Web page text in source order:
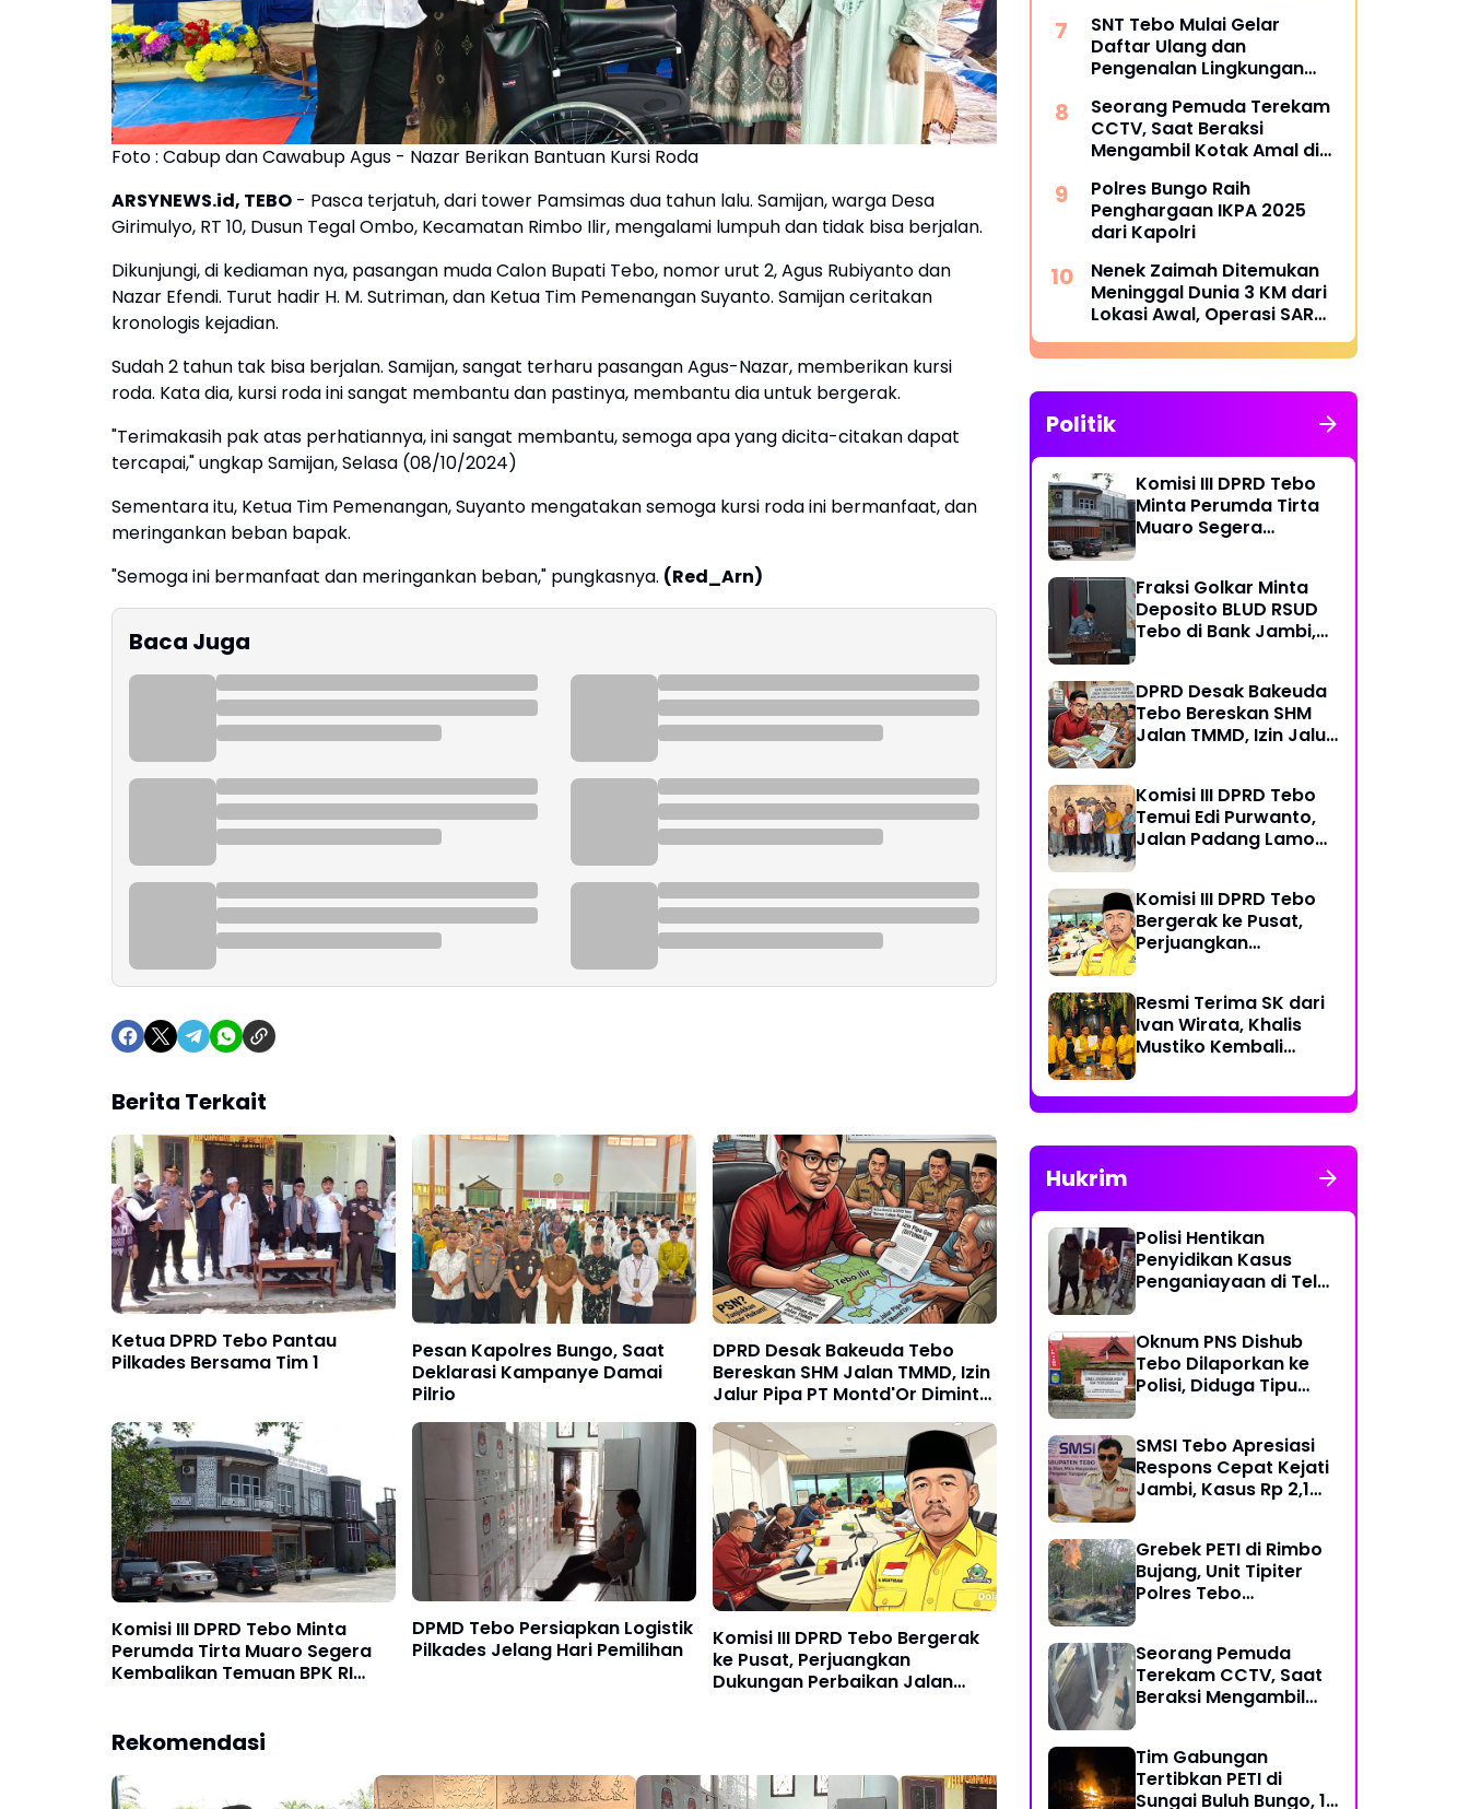
Foto : Cabup dan Cawabup Agus - Nazar Berikan Bantuan Kursi Roda
ARSYNEWS.id, TEBO - Pasca terjatuh, dari tower Pamsimas dua tahun lalu. Samijan, warga Desa
Girimulyo, RT 10, Dusun Tegal Ombo, Kecamatan Rimbo Ilir, mengalami lumpuh dan tidak bisa berjalan.
Dikunjungi, di kediaman nya, pasangan muda Calon Bupati Tebo, nomor urut 2, Agus Rubiyanto dan
Nazar Efendi. Turut hadir H. M. Sutriman, dan Ketua Tim Pemenangan Suyanto. Samijan ceritakan
kronologis kejadian.
Sudah 2 tahun tak bisa berjalan. Samijan, sangat terharu pasangan Agus-Nazar, memberikan kursi
roda. Kata dia, kursi roda ini sangat membantu dan pastinya, membantu dia untuk bergerak.
"Terimakasih pak atas perhatiannya, ini sangat membantu, semoga apa yang dicita-citakan dapat
tercapai," ungkap Samijan, Selasa (08/10/2024)
Sementara itu, Ketua Tim Pemenangan, Suyanto mengatakan semoga kursi roda ini bermanfaat, dan
meringankan beban bapak.
"Semoga ini bermanfaat dan meringankan beban," pungkasnya. (Red_Arn)
Baca Juga
Berita Terkait
Ketua DPRD Tebo Pantau
Pilkades Bersama Tim 1
Pesan Kapolres Bungo, Saat
Deklarasi Kampanye Damai
Pilrio
DPRD Desak Bakeuda Tebo
Bereskan SHM Jalan TMMD, Izin
Jalur Pipa PT Montd'Or Diminta
Ditunda
Komisi III DPRD Tebo Minta
Perumda Tirta Muaro Segera
Kembalikan Temuan BPK RI
DPMD Tebo Persiapkan Logistik
Pilkades Jelang Hari Pemilihan
Komisi III DPRD Tebo Bergerak
ke Pusat, Perjuangkan
Dukungan Perbaikan Jalan
Rekomendasi
Jawab
SNT Tebo Mulai Gelar
Daftar Ulang dan
Pengenalan Lingkungan
Siswa Hadir Bersama
Orang Tua
Seorang Pemuda Terekam
CCTV, Saat Beraksi
Mengambil Kotak Amal di
Polres Bungo Raih
Penghargaan IKPA 2025
dari Kapolri
Nenek Zaimah Ditemukan
Meninggal Dunia 3 KM dari
Lokasi Awal, Operasi SAR
Sungai Nalo Tantan Resmi
Ditutup
Politik
Komisi III DPRD Tebo
Minta Perumda Tirta
Muaro Segera
Jambi
Fraksi Golkar Minta
Deposito BLUD RSUD
Tebo di Bank Jambi,
Perintis
DPRD Desak Bakeuda
Tebo Bereskan SHM
Jalan TMMD, Izin Jalur
Komisi III DPRD Tebo
Temui Edi Purwanto,
Jalan Padang Lamo
Komisi III DPRD Tebo
Bergerak ke Pusat,
Perjuangkan
Resmi Terima SK dari
Ivan Wirata, Khalis
Mustiko Kembali
Liga Marisa Jadi
Sekretaris
Hukrim
Polisi Hentikan
Penyidikan Kasus
Penganiayaan di Teluk
Restoratif
Oknum PNS Dishub
Tebo Dilaporkan ke
Polisi, Diduga Tipu
Kerja
SMSI Tebo Apresiasi
Respons Cepat Kejati
Jambi, Kasus Rp 2,1
Grebek PETI di Rimbo
Bujang, Unit Tipiter
Polres Tebo
Cara Dibakar
Seorang Pemuda
Terekam CCTV, Saat
Beraksi Mengambil
Tim Gabungan
Tertibkan PETI di
Sungai Buluh Bungo, 15